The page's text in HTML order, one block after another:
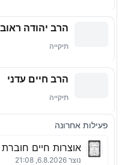
הרב יהודה ראובן
תיקייה
הרב חיים עדני
תיקייה
פעילות אחרונה
אוצרות חיים חוברת א.pdf
נוצר 6.8.2026, 21:08